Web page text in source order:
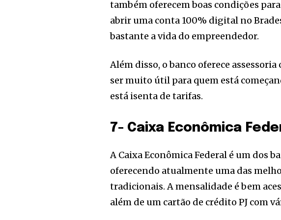
também oferecem boas condições
abrir uma conta 100% digital no
bastante a vida do empreendedor.
Além disso, o banco oferece
ser muito útil para quem está
está isenta de tarifas.
7- Caixa Econômica
A Caixa Econômica Federal é um dos
oferecendo atualmente uma das
tradicionais. A mensalidade é bem
além de um cartão de crédito PJ com